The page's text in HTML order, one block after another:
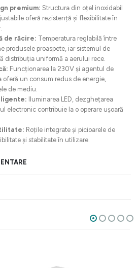
premium: Structura din oțel inoxidabil
oferă rezistență și flexibilitate în
de răcire: Temperatura reglabilă între
produsele proaspete, iar sistemul de
distribuția uniformă a aerului rece.
Funcționarea la 230V și agentul de
oferă un consum redus de energie,
de mediu.
Iluminarea LED, dezghețarea
electronic contribuie la o operare ușoară
Roțile integrate și picioarele de
și stabilitate în utilizare.